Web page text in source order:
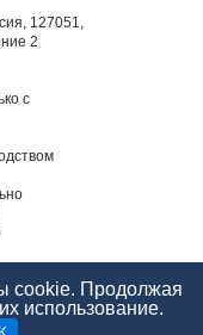
с
cookie. Продолжая
использование.